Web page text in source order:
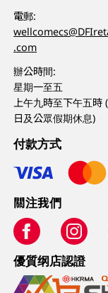
電郵:
.com
辦公時間:
星期一至五
上午九時至下午五時
日及公眾假期休息)
付款方式
關注我們
優質纲店認證